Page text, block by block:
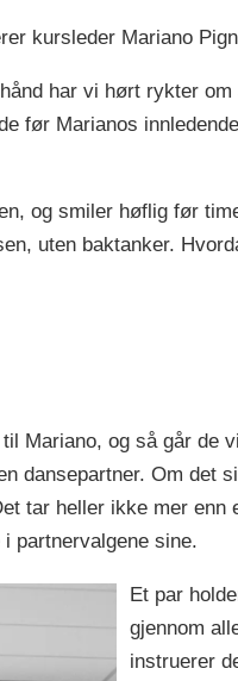
kursleder Mariano
har vi hørt rykter
før Marianos
og smiler høflig før
uten baktanker.
Mariano, og så går de
dansepartner. Om det
tar heller ikke mer enn
partnervalgene sine.
Et par
gjennom
instruerer